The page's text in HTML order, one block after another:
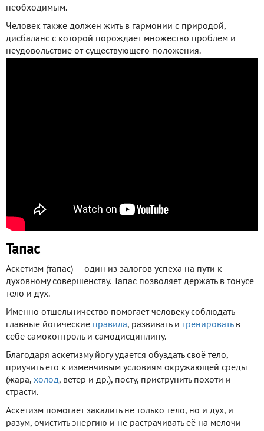
необходимым.
Человек также должен жить в гармонии с природой,
дисбаланс с которой порождает множество проблем и
неудовольствие от существующего положения.
Тапас
Аскетизм (тапас) — один из залогов успеха на пути к
духовному совершенству. Тапас позволяет держать в тонусе
тело и дух.
Именно отшельничество помогает человеку соблюдать
главные йогические правила, развивать и тренироватьв
себе самоконтроль и самодисциплину.
Благодаря аскетизму йогу удается обуздать своё тело,
приучить его к изменчивым условиям окружающей среды
(жара, холод, ветер и др.), посту, приструнить похоти и
страсти.
Аскетизм помогает закалить не только тело, но и дух, и
разум, очистить энергию и не растрачивать её на мелочи